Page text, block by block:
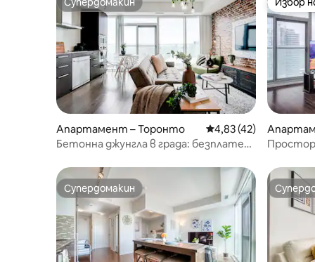
Супердомакин
Апартамент – Торонто Средна оценка:
4,83 (42)
Бетонна джунгла в града: безплатен
Избор
СиЕн
Супердомакин
Супердомакин